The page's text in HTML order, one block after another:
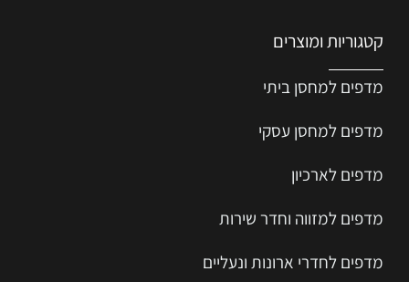
קטגוריות ומוצרים
מדפים למחסן ביתי
מדפים למחסן עסקי
מדפים לארכיון
מדפים למזווה וחדר שירות
מדפים לחדרי ארונות ונעליים